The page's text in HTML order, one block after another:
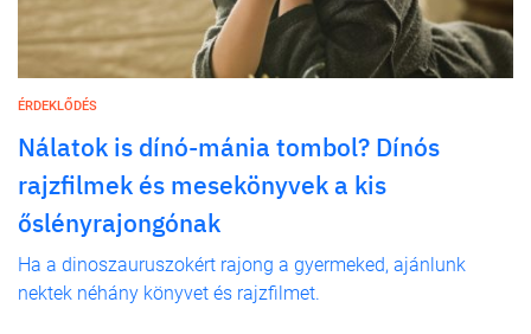
ÉRDEKLŐDÉS
Nálatok is dínó-mánia tombol? Dínós
rajzfilmek és mesekönyvek a kis
őslényrajongónak
Ha a dinoszauruszokért rajong a gyermeked, ajánlunk
nektek néhány könyvet és rajzfilmet.